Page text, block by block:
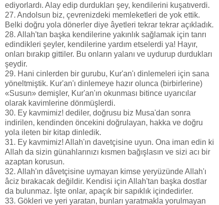
ediyorlardı. Alay edip durdukları şey, kendilerini kuşatıverdi.
27. Andolsun biz, çevrenizdeki memleketleri de yok ettik.
Belki doğru yola dönerler diye âyetleri tekrar tekrar açıkladık.
28. Allah'tan başka kendilerine yakınlık sağlamak için tanrı
edindikleri şeyler, kendilerine yardım etselerdi ya! Hayır,
onları bırakıp gittiler. Bu onların yalanı ve uydurup durdukları
şeydir.
29. Hani cinlerden bir gurubu, Kur'an'ı dinlemeleri için sana
yöneltmiştik. Kur'an'ı dinlemeye hazır olunca (birbirlerine)
«Susun» demişler, Kur'an'ın okunması bitince uyarıcılar
olarak kavimlerine dönmüşlerdi.
30. Ey kavmimiz! dediler, doğrusu biz Musa'dan sonra
indirilen, kendinden öncekini doğrulayan, hakka ve doğru
yola ileten bir kitap dinledik.
31. Ey kavmimiz! Allah'ın davetçisine uyun. Ona iman edin ki
Allah da sizin günahlarınızı kısmen bağışlasın ve sizi acı bir
azaptan korusun.
32. Allah'ın dâvetçisine uymayan kimse yeryüzünde Allah'ı
âciz bırakacak değildir. Kendisi için Allah'tan başka dostlar
da bulunmaz. İşte onlar, apaçık bir sapıklık içindedirler.
33. Gökleri ve yeri yaratan, bunları yaratmakla yorulmayan